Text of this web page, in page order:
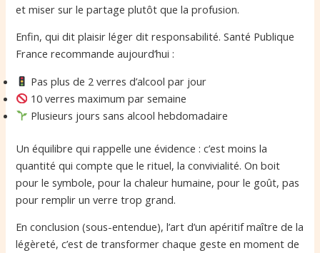
et miser sur le partage plutôt que la profusion.
Enfin, qui dit plaisir léger dit responsabilité. Santé Publique
France recommande aujourd’hui :
Pas plus de 2 verres d’alcool par jour
10 verres maximum par semaine
Plusieurs jours sans alcool hebdomadaire
Un équilibre qui rappelle une évidence : c’est moins la
quantité qui compte que le rituel, la convivialité. On boit
pour le symbole, pour la chaleur humaine, pour le goût, pas
pour remplir un verre trop grand.
En conclusion (sous-entendue), l’art d’un apéritif maître de la
légèreté, c’est de transformer chaque geste en moment de